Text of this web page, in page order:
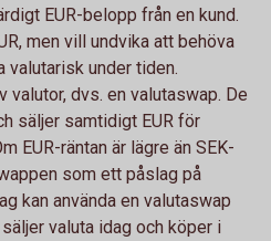
EUR-belopp från en kund.
men vill undvika att behöva
valutarisk under tiden.
valutor, dvs. en valutaswap. De
säljer samtidigt EUR för
EUR-räntan är lägre än SEK-
som ett påslag på
kan använda en valutaswap
valuta idag och köper i